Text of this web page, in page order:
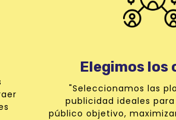
Elegimos los
"Seleccionamos las
publicidad ideales
público objetivo,